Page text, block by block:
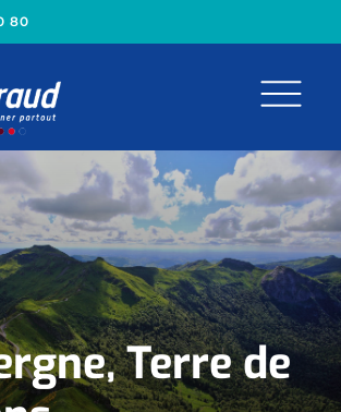
80
Terre de